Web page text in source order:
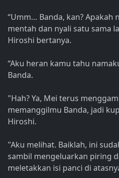
“Umm… Banda, kan?
mentah dan nyali satu sama
Hiroshi bertanya.
“Aku heran kamu tahu
Banda.
"Hah? Ya, Mei terus
memanggilmu Banda, jadi
Hiroshi.
"Aku melihat. Baiklah, ini
sambil mengeluarkan piring
meletakkan isi panci di